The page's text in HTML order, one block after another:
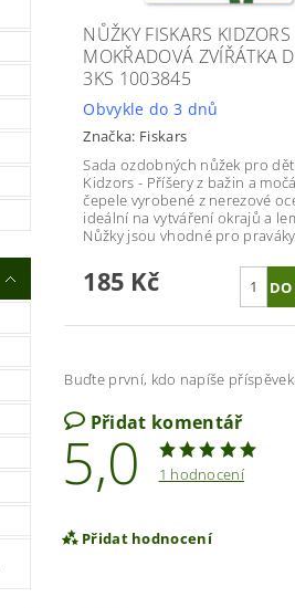
NŮŽKY FISKARS KIDZORS
MOKŘADOVÁ ZVÍŘÁTKA
3KS 1003845
Obvykle do 3 dnů
Značka: Fiskars
Sada ozdobných nůžek pro
Kidzors - Příšery z bažin a
čepele vyrobené z nerezové
ideální na vytváření okrajů a
Nůžky jsou vhodné pro
185 Kč
Buďte první, kdo napíše
Přidat komentář
5,0 1 hodnocení
Přidat hodnocení